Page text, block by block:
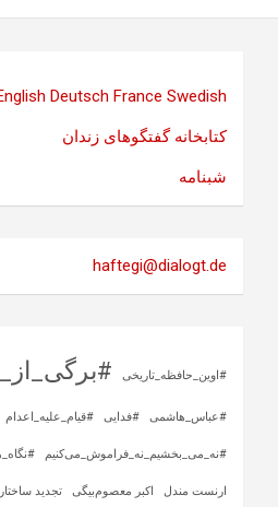
Deutsch France Swedish
کتابخانه گفتگوهای زندان
شبنامه
haftegi@dialogt.de
#اوین_حافظه_تاریخی
#عباس_هاشمی #فدایی #قیام_علیه_اعدام
#نه_می_بخشیم_نه_فراموش_می‌کنیم
ارنست مندل اکبر معصوم‌بیگی تجدید